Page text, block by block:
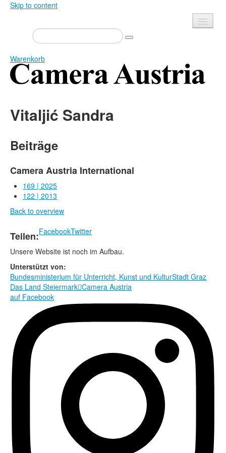
Skip to content
Presse
Veranstaltungen
Newsletter
Ausschreibungen
Shop
Mediadaten
Warenkorb
Zeitschrift
Bücher
Edition
Bibliothek
Camera Austria Preis
Rechtliche Informationen
Vitaljić Sandra
Beiträge
Camera Austria International
169 | 2025
122 | 2013
Back to overview
Teilen:FacebookTwitter
Unsere Website ist noch im Aufbau.
Unterstützt von:
Bundesministerium für Unterricht, Kunst und KulturStadt Graz
Das Land SteiermarkCamera Austria
auf Facebook